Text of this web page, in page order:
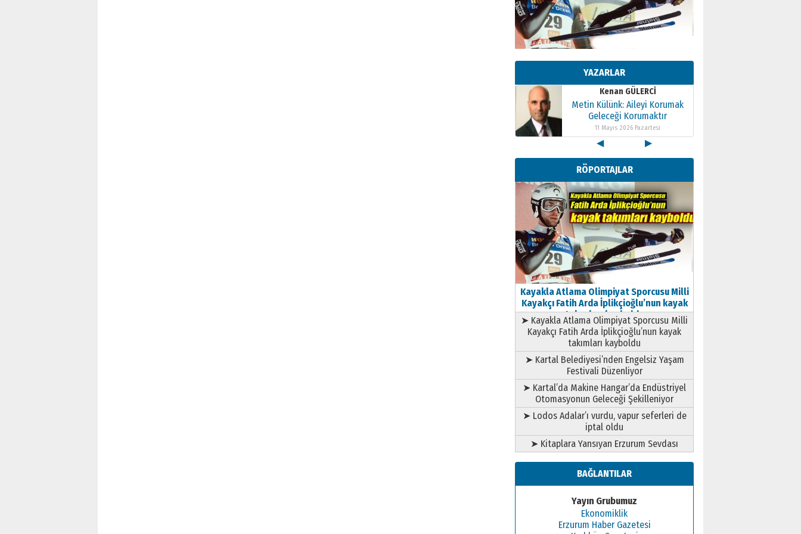
YAZARLAR
Kenan GÜLERCİ
Metin Külünk: Aileyi Korumak
Geleceği Korumaktır
11 Mayıs 2026 Pazartesi
Kenan GÜLERCİ
Metin Külünk: Aileyi Korumak
Geleceği Korumaktır
11 Mayıs 2026 Pazartesi
Kenan GÜLERCİ
Metin Külünk: Aileyi Korumak
Geleceği Korumaktır
11 Mayıs 2026 Pazartesi
◀ ▶
RÖPORTAJLAR
Kayakla Atlama Olimpiyat Sporcusu Milli
Kayakçı Fatih Arda İplikçioğlu’nun kayak
takımları kayboldu
➤ Kayakla Atlama Olimpiyat Sporcusu Milli
Kayakçı Fatih Arda İplikçioğlu’nun kayak
takımları kayboldu
➤ Kartal Belediyesi’nden Engelsiz Yaşam
Festivali Düzenliyor
➤ Kartal’da Makine Hangar’da Endüstriyel
Otomasyonun Geleceği Şekilleniyor
➤ Lodos Adalar’ı vurdu, vapur seferleri de
iptal oldu
➤ Kitaplara Yansıyan Erzurum Sevdası
BAĞLANTILAR
Yayın Grubumuz
Ekonomiklik
Erzurum Haber Gazetesi